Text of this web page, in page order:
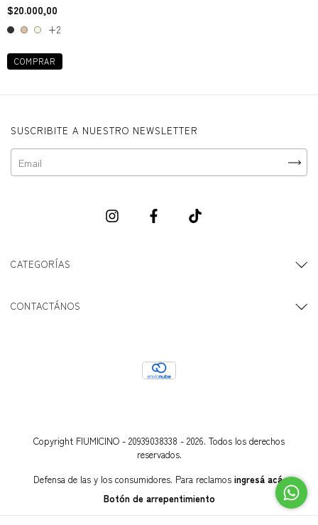
$20.000,00
+2
COMPRAR
SUSCRIBITE A NUESTRO NEWSLETTER
CATEGORÍAS
CONTACTÁNOS
Copyright FIUMICINO - 20939038338 - 2026. Todos los derechos
reservados.
Defensa de las y los consumidores. Para reclamos ingresá acá.
Botón de arrepentimiento